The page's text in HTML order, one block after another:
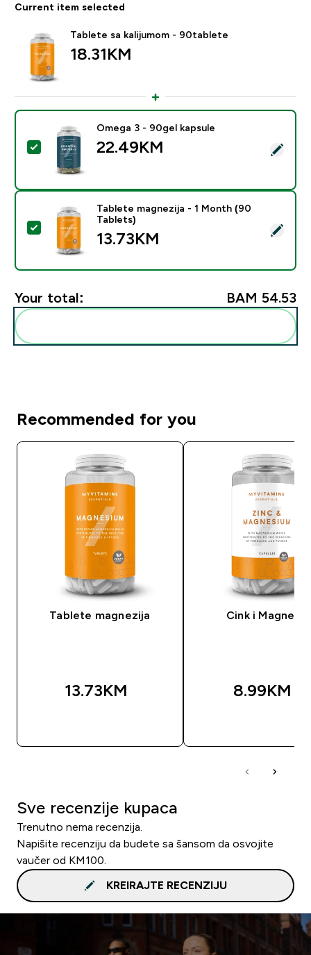
Current item selected
Tablete sa kalijumom - 90tablete
18.31KM‎
Select this product - Omega 3 - 90gel kapsule
Omega 3 - 90gel kapsule
22.49KM‎
Select this product - Tablete magnezija - 1 Month
Tablete magnezija - 1 Month (90
Tablets)
13.73KM‎
Your total: BAM 54.53‎
Recommended for you
Tablete magnezija
13.73KM‎
Cink i Magnezij
8.99KM‎
Sve recenzije kupaca
Trenutno nema recenzija.
Napišite recenziju da budete sa šansom da osvojite
vaučer od KM100.
KREIRAJTE RECENZIJU